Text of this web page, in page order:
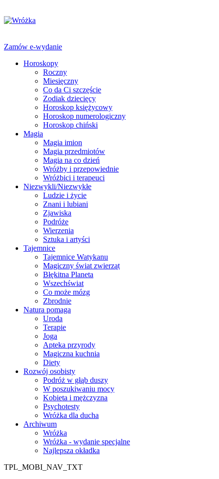
Zamów e-wydanie
Horoskopy
Roczny
Miesięczny
Co da Ci szczęście
Zodiak dziecięcy
Horoskop księżycowy
Horoskop numerologiczny
Horoskop chiński
Magia
Magia imion
Magia przedmiotów
Magia na co dzień
Wróżby i przepowiednie
Wróżbici i terapeuci
Niezwykli/Niezwykłe
Ludzie i życie
Znani i lubiani
Zjawiska
Podróże
Wierzenia
Sztuka i artyści
Tajemnice
Tajemnice Watykanu
Magiczny świat zwierząt
Błękitna Planeta
Wszechświat
Co może mózg
Zbrodnie
Natura pomaga
Uroda
Terapie
Joga
Apteka przyrody
Magiczna kuchnia
Diety
Rozwój osobisty
Podróż w głąb duszy
W poszukiwaniu mocy
Kobieta i mężczyzna
Psychotesty
Wróżka dla ducha
Archiwum
Wróżka
Wróżka - wydanie specjalne
Najlepsza okładka
TPL_MOBI_NAV_TXT